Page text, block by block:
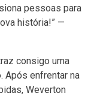
pessoas para
história!” —
consigo uma
Após enfrentar na
Weverton